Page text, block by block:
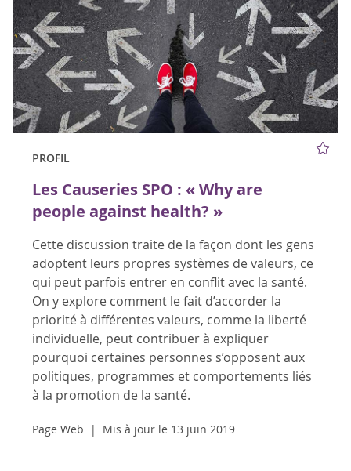
PROFIL
Les Causeries SPO : « Why are
people against health? »
Cette discussion traite de la façon dont les gens
adoptent leurs propres systèmes de valeurs, ce
qui peut parfois entrer en conflit avec la santé.
On y explore comment le fait d’accorder la
priorité à différentes valeurs, comme la liberté
individuelle, peut contribuer à expliquer
pourquoi certaines personnes s’opposent aux
politiques, programmes et comportements liés
à la promotion de la santé.
Page Web Mis à jour le 13 juin 2019